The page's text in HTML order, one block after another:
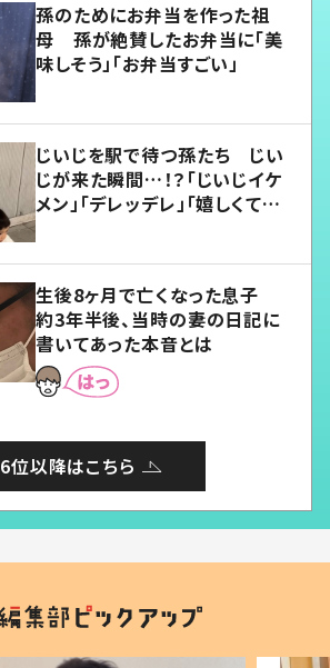
孫のためにお弁当を作った祖
母 孫が絶賛したお弁当に「美
味しそう」「お弁当すごい」
じいじを駅で待つ孫たち じい
じが来た瞬間…！？「じいじイケ
メン」「デレッデレ」「嬉しくて可
生後8ヶ月で亡くなった息子
約3年半後、当時の妻の日記に
書いてあった本音とは
6位以降はこちら